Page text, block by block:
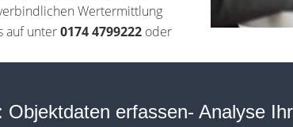
Wertermittlung
auf unter0174 4799222 oder
Objektdaten erfassen- Analyse